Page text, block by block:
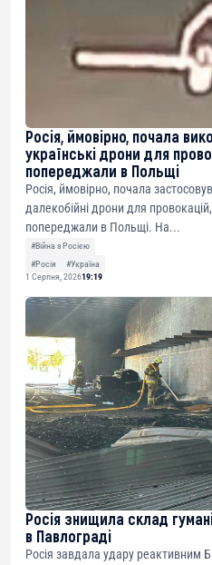
Росія, ймовірно, почала
українські дрони для
попереджали в Польщі
Росія, ймовірно, почала
далекобійні дрони для
попереджали в Польщі. На...
#Війна з Росією
#Росія
#Україна
1 Серпня, 202619:19
Росія знищила склад
в Павлограді
Росія завдала удару реактивним